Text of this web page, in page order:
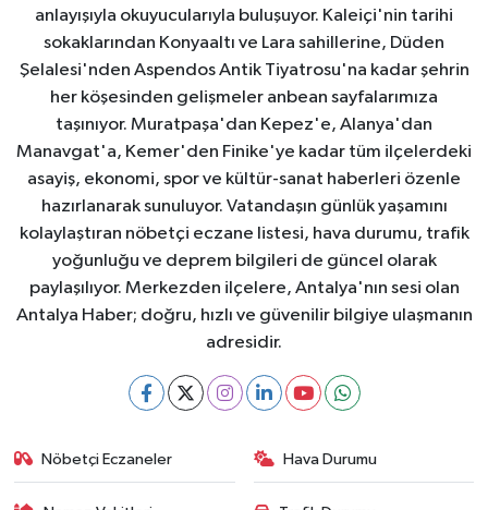
anlayışıyla okuyucularıyla buluşuyor. Kaleiçi'nin tarihi
sokaklarından Konyaaltı ve Lara sahillerine, Düden
Şelalesi'nden Aspendos Antik Tiyatrosu'na kadar şehrin
her köşesinden gelişmeler anbean sayfalarımıza
taşınıyor. Muratpaşa'dan Kepez'e, Alanya'dan
Manavgat'a, Kemer'den Finike'ye kadar tüm ilçelerdeki
asayiş, ekonomi, spor ve kültür-sanat haberleri özenle
hazırlanarak sunuluyor. Vatandaşın günlük yaşamını
kolaylaştıran nöbetçi eczane listesi, hava durumu, trafik
yoğunluğu ve deprem bilgileri de güncel olarak
paylaşılıyor. Merkezden ilçelere, Antalya'nın sesi olan
Antalya Haber; doğru, hızlı ve güvenilir bilgiye ulaşmanın
adresidir.
Nöbetçi Eczaneler Hava Durumu